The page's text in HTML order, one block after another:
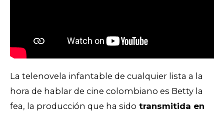
La telenovela infantable de cualquier lista a la
hora de hablar de cine colombiano es Betty la
fea, la producción que ha sido transmitida en